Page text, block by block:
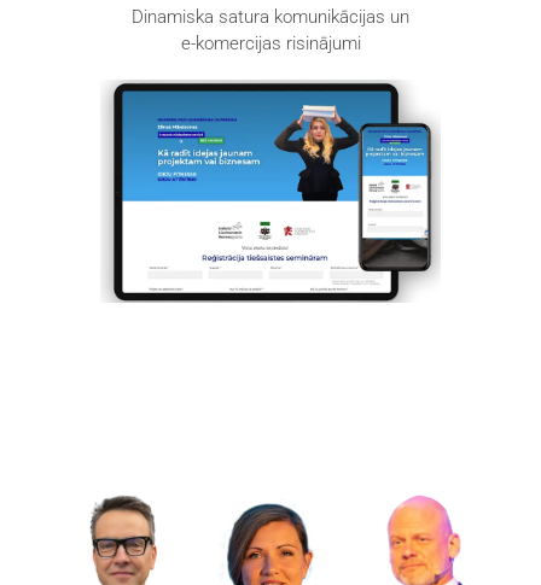
Dinamiska satura komunikācijas un
e-komercijas risinājumi